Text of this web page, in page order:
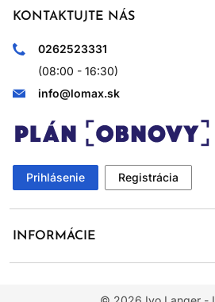
KONTAKTUJTE NÁS
0262523331
(08:00 - 16:30)
info@lomax.sk
Prihlásenie Registrácia
INFORMÁCIE